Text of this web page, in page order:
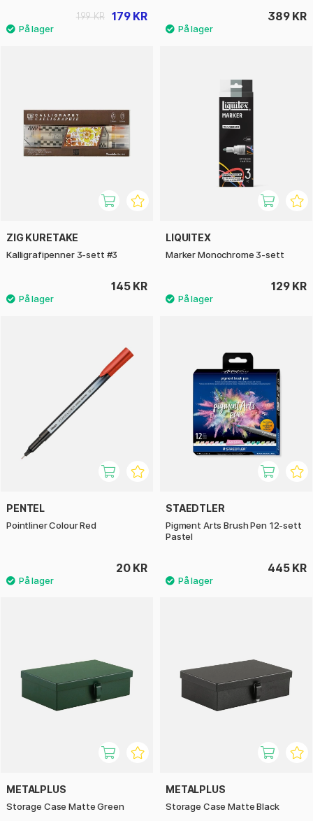
179 KR
199 KR 389 KR
ZIG KURETAKE
Kalligrafipenner 3-sett #3
145 KR
LIQUITEX
Marker Monochrome 3-sett
129 KR
PENTEL
Pointliner Colour Red
20 KR
STAEDTLER
Pigment Arts Brush Pen 12-sett
Pastel
445 KR
METALPLUS
Storage Case Matte Green
METALPLUS
Storage Case Matte Black